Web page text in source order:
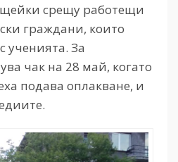
срещу работещи
граждани, които
За
чак на 28 май, когато
подава оплакване, и